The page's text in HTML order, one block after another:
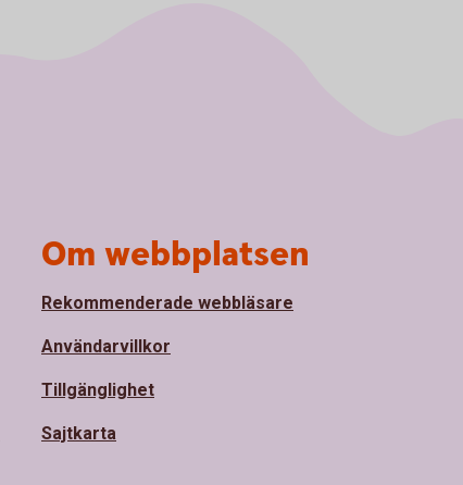
Om webbplatsen
Rekommenderade webbläsare
Användarvillkor
Tillgänglighet
Sajtkarta